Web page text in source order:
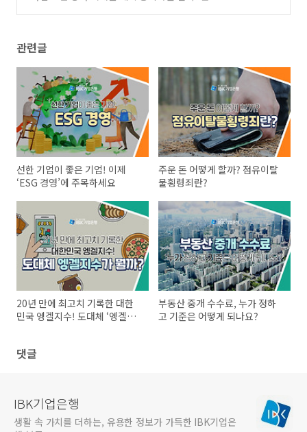
관련글
선한 기업이 좋은 기업! 이제
‘ESG 경영’에 주목하세요
주운 돈 어떻게 할까? 점유이탈
물횡령죄란?
20년 만에 최고치 기록한 대한
민국 엥겔지수! 도대체 ‘엥겔지
부동산 중개 수수료, 누가 정하
고 기준은 어떻게 되나요?
댓글
IBK기업은행
생활 속 가치를 더하는, 유용한 정보가 가득한 IBK기업은